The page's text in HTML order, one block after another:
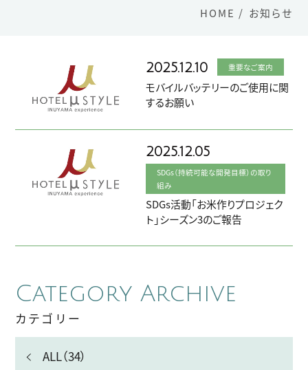
- コンフォートダブル
- モデレートツイン
- プレミアムツイン
レストラン
館内施設
アクセス
過ごし方・観光
アクティビティ
会社概要
採用情報
お問い合わせ
プライバシーポリシー
カスタマーハラスメント基本方針
お取引先様用通報窓口
HOME お知らせ
2025.12.10 重要なご案内
モバイルバッテリーのご使用に関
するお願い
2025.12.05
SDGs（持続可能な開発目標）の取り
組み
SDGs活動「お米作りプロジェク
ト」シーズン3のご報告
Category Archive
カテゴリー
ALL（34）